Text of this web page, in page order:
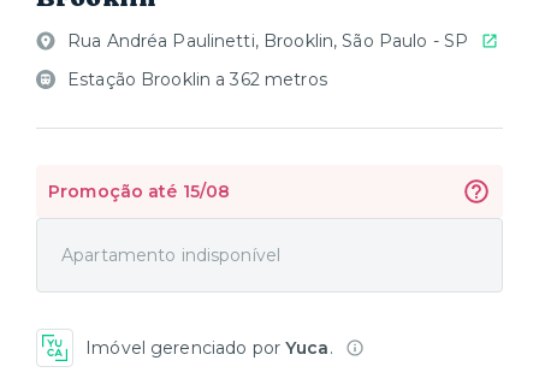
Rua Andréa Paulinetti, Brooklin, São Paulo - SP
Estação Brooklin a 362 metros
Promoção até 15/08
Apartamento indisponível
Imóvel gerenciado porYuca.